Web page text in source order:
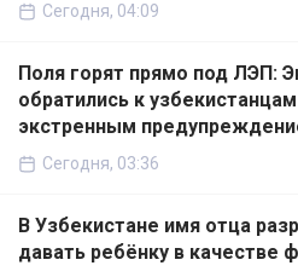
Сегодня, 04:09
Поля горят прямо под ЛЭП:
обратились к
экстренным
Сегодня, 03:36
В Узбекистане имя отца
давать ребёнку в качестве